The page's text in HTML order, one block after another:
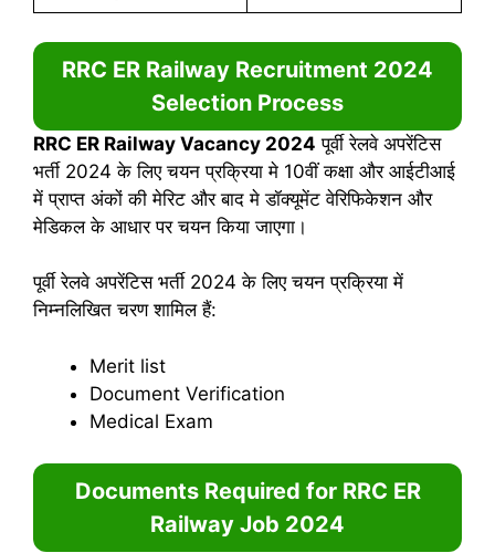
RRC ER Railway Recruitment 2024
Selection Process
RRC ER Railway Vacancy 2024 पूर्वी रेलवे अपरेंटिस
भर्ती 2024 के लिए चयन प्रक्रिया मे 10वीं कक्षा और आईटीआई
में प्राप्त अंकों की मेरिट और बाद मे डॉक्यूमेंट वेरिफिकेशन और
मेडिकल के आधार पर चयन किया जाएगा।
पूर्वी रेलवे अपरेंटिस भर्ती 2024 के लिए चयन प्रक्रिया में
निम्नलिखित चरण शामिल हैं:
Merit list
Document Verification
Medical Exam
Documents Required for RRC ER
Railway Job 2024